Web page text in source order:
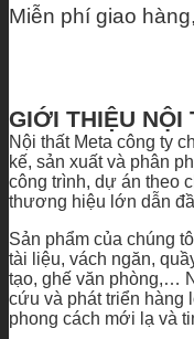
Miễn phí giao
GIỚI THIỆU NỘI
Nội thất Meta công ty
kế, sản xuất và phân
công trình, dự án theo
thương hiệu lớn dẫn
Sản phẩm của chúng
tài liệu, vách ngăn,
tạo, ghế văn phòng,…
cứu và phát triển hàng
phong cách mới lạ và